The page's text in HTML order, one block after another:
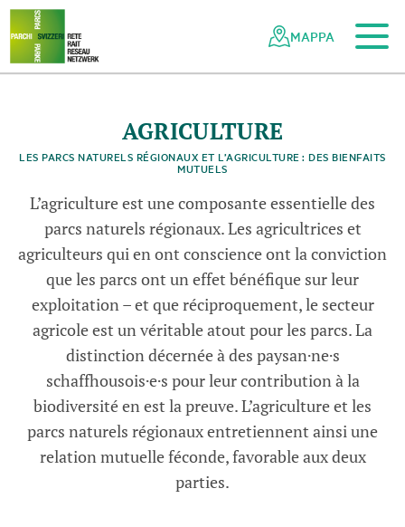
Navigazione
nella
rete
dei
Navigazione
rapida
Al contenuto principale
Alla navigazione mobile
Alla ricerca
Al piè di pagina
Alla mappa del sito
MAPPA
AGRICULTURE
LES PARCS NATURELS RÉGIONAUX ET L’AGRICULTURE : DES BIENFAITS
MUTUELS
L’agriculture est une composante essentielle des
parcs naturels régionaux. Les agricultrices et
agriculteurs qui en ont conscience ont la conviction
que les parcs ont un effet bénéfique sur leur
exploitation – et que réciproquement, le secteur
agricole est un véritable atout pour les parcs. La
distinction décernée à des paysan·ne·s
schaffhousois·e·s pour leur contribution à la
biodiversité en est la preuve. L’agriculture et les
parcs naturels régionaux entretiennent ainsi une
relation mutuelle féconde, favorable aux deux
parties.